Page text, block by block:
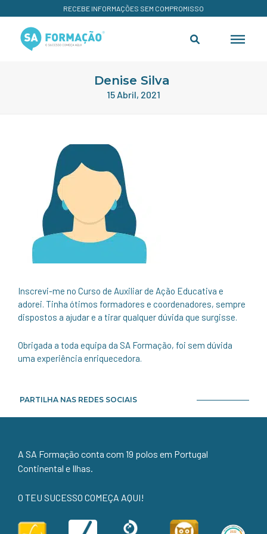
RECEBE INFORMAÇÕES SEM COMPROMISSO
Denise Silva
15 Abril, 2021
Inscrevi-me no Curso de Auxiliar de Ação Educativa e
adorei. Tinha ótimos formadores e coordenadores, sempre
dispostos a ajudar e a tirar qualquer dúvida que surgisse.
Obrigada a toda equipa da SA Formação, foi sem dúvida
uma experiência enriquecedora.
PARTILHA NAS REDES SOCIAIS
A SA Formação conta com 19 polos em Portugal
Continental e Ilhas.
O TEU SUCESSO COMEÇA AQUI!